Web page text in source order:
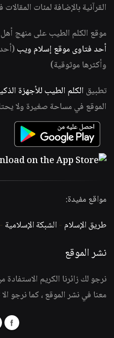
القرآنية بالإضافة لمئات
موقع الكلم الطيب على منهج أهل
أحد فتاوى موقع إسلام ويب
وأكثرها موثوقية)
تطبيق الكلم الطيب للأجهزة
الموقع في مساحة صغيرة ولا
مواقع مفيدة:
طريق الإسلام -الشبكة الإسلامية -
نشر الموقع
نرجو لك زائرنا الكريم
معنا في نشر الموقع ، كما نرجو